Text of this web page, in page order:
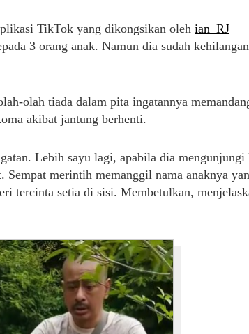
TikTok yang dikongsikan oleh ian_RJ
3 orang anak. Namun dia sudah
olah tiada dalam pita ingatannya
akibat jantung berhenti.
Lebih sayu lagi, apabila dia mengunjungi
merintih memanggil nama anaknya
tercinta setia di sisi. Membetulkan,